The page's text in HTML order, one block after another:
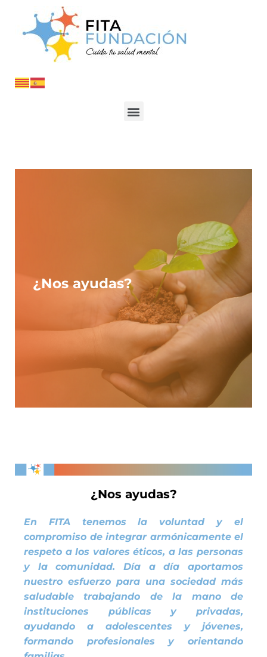
¿Nos ayudas?
¿Nos ayudas?
En FITA tenemos la voluntad y el
compromiso de integrar armónicamente el
respeto a los valores éticos, a las personas
y la comunidad. Día a día aportamos
nuestro esfuerzo para una sociedad más
saludable trabajando de la mano de
instituciones públicas y privadas,
ayudando a adolescentes y jóvenes,
formando profesionales y orientando